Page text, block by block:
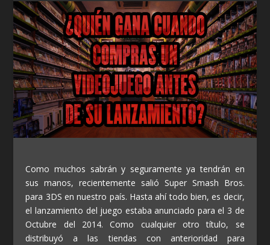
Como muchos sabrán y seguramente ya tendrán en
sus manos, recientemente salió Super Smash Bros.
para 3DS en nuestro país. Hasta ahí todo bien, es decir,
el lanzamiento del juego estaba anunciado para el 3 de
Octubre del 2014. Como cualquier otro título, se
distribuyó a las tiendas con anterioridad para